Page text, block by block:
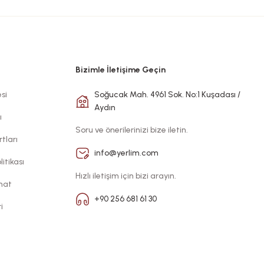
Bizimle İletişime Geçin
Soğucak Mah. 4961 Sok. No:1 Kuşadası /
Aydın
Soru ve önerilerinizi bize iletin.
info@yerlim.com
Hızlı iletişim için bizi arayın.
+90 256 681 61 30